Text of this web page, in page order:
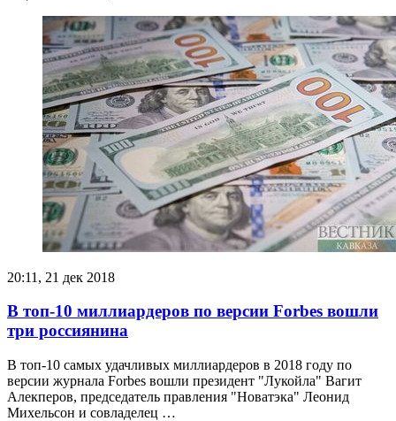
20:11, 21 дек 2018
В топ-10 миллиардеров по версии Forbes вошли
три россиянина
В топ-10 самых удачливых миллиардеров в 2018 году по
версии журнала Forbes вошли президент "Лукойла" Вагит
Алекперов, председатель правления "Новатэка" Леонид
Михельсон и совладелец …